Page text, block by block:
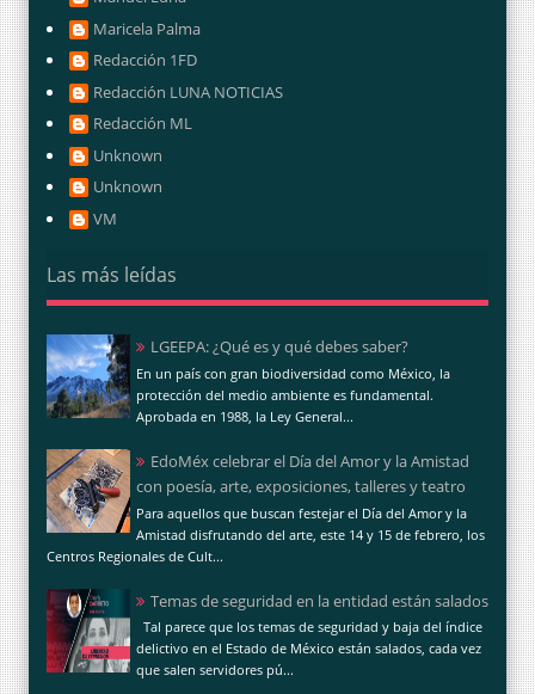
Maricela Palma
Redacción 1FD
Redacción LUNA NOTICIAS
Redacción ML
Unknown
Unknown
VM
Las más leídas
LGEEPA: ¿Qué es y qué debes saber?
En un país con gran biodiversidad como México, la
protección del medio ambiente es fundamental.
Aprobada en 1988, la Ley General...
EdoMéx celebrar el Día del Amor y la Amistad
con poesía, arte, exposiciones, talleres y teatro
Para aquellos que buscan festejar el Día del Amor y la
Amistad disfrutando del arte, este 14 y 15 de febrero, los
Centros Regionales de Cult...
Temas de seguridad en la entidad están salados
Tal parece que los temas de seguridad y baja del índice
delictivo en el Estado de México están salados, cada vez
que salen servidores pú...